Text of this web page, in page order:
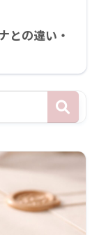
との違い・